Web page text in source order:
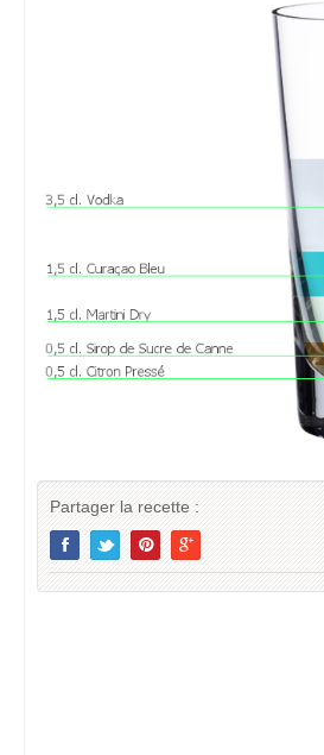
Partager la recette :